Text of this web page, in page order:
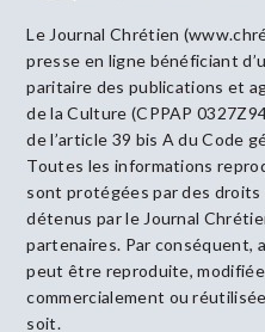
Le Journal Chrétien
presse en ligne bénéficiant
paritaire des publications et
de la Culture (CPPAP
de l’article 39 bis A du Code
Toutes les informations
sont protégées par des
détenus par le Journal
partenaires. Par conséquent,
peut être reproduite,
commercialement ou
soit.